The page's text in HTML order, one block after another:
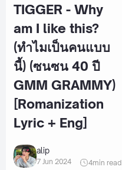
TIGGER - Why
am I like this?
(ทำไมเป็นคนแบบ
นี้) (ซนซน 40 ปี
GMM GRAMMY)
[Romanization
Lyric + Eng]
alip
7 Jun 2024 4min read